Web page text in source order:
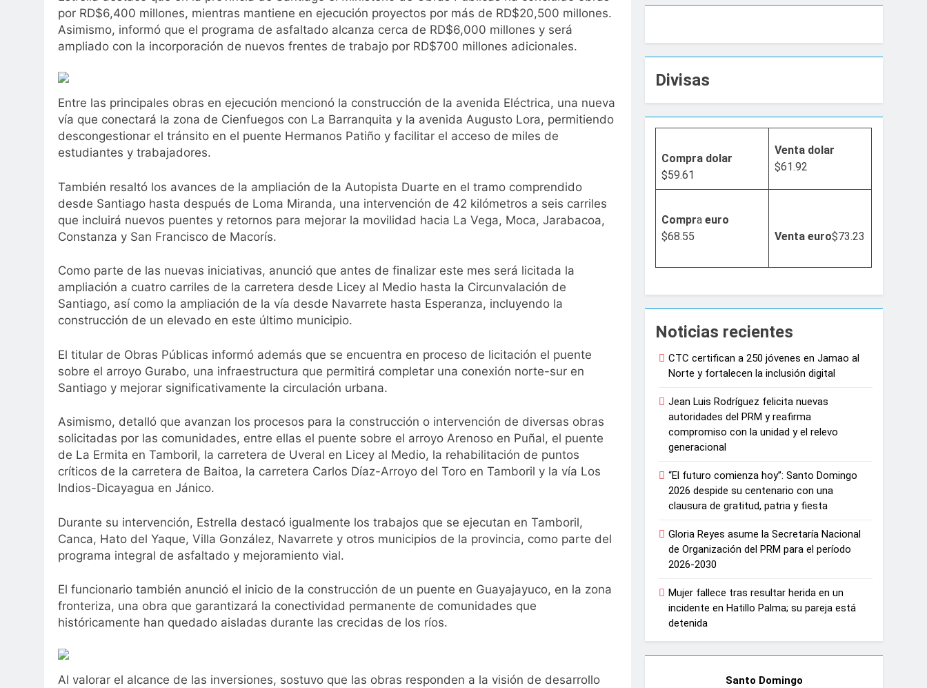
por RD$6,400 millones, mientras mantiene en ejecución proyectos por más de RD$20,500 millones.
Asimismo, informó que el programa de asfaltado alcanza cerca de RD$6,000 millones y será
ampliado con la incorporación de nuevos frentes de trabajo por RD$700 millones adicionales.
Entre las principales obras en ejecución mencionó la construcción de la avenida Eléctrica, una nueva
vía que conectará la zona de Cienfuegos con La Barranquita y la avenida Augusto Lora, permitiendo
descongestionar el tránsito en el puente Hermanos Patiño y facilitar el acceso de miles de
estudiantes y trabajadores.
También resaltó los avances de la ampliación de la Autopista Duarte en el tramo comprendido
desde Santiago hasta después de Loma Miranda, una intervención de 42 kilómetros a seis carriles
que incluirá nuevos puentes y retornos para mejorar la movilidad hacia La Vega, Moca, Jarabacoa,
Constanza y San Francisco de Macorís.
Como parte de las nuevas iniciativas, anunció que antes de finalizar este mes será licitada la
ampliación a cuatro carriles de la carretera desde Licey al Medio hasta la Circunvalación de
Santiago, así como la ampliación de la vía desde Navarrete hasta Esperanza, incluyendo la
construcción de un elevado en este último municipio.
El titular de Obras Públicas informó además que se encuentra en proceso de licitación el puente
sobre el arroyo Gurabo, una infraestructura que permitirá completar una conexión norte-sur en
Santiago y mejorar significativamente la circulación urbana.
Asimismo, detalló que avanzan los procesos para la construcción o intervención de diversas obras
solicitadas por las comunidades, entre ellas el puente sobre el arroyo Arenoso en Puñal, el puente
de La Ermita en Tamboril, la carretera de Uveral en Licey al Medio, la rehabilitación de puntos
críticos de la carretera de Baitoa, la carretera Carlos Díaz-Arroyo del Toro en Tamboril y la vía Los
Indios-Dicayagua en Jánico.
Durante su intervención, Estrella destacó igualmente los trabajos que se ejecutan en Tamboril,
Canca, Hato del Yaque, Villa González, Navarrete y otros municipios de la provincia, como parte del
programa integral de asfaltado y mejoramiento vial.
El funcionario también anunció el inicio de la construcción de un puente en Guayajayuco, en la zona
fronteriza, una obra que garantizará la conectividad permanente de comunidades que
históricamente han quedado aisladas durante las crecidas de los ríos.
Al valorar el alcance de las inversiones, sostuvo que las obras responden a la visión de desarrollo
Divisas
Compra dolar
$59.61
Venta dolar
$61.92
Compraeuro
$68.55
Venta euro$73.23
Noticias recientes
CTC certifican a 250 jóvenes en Jamao al
Norte y fortalecen la inclusión digital
Jean Luis Rodríguez felicita nuevas
autoridades del PRM y reafirma
compromiso con la unidad y el relevo
generacional
“El futuro comienza hoy”: Santo Domingo
2026 despide su centenario con una
clausura de gratitud, patria y fiesta
Gloria Reyes asume la Secretaría Nacional
de Organización del PRM para el período
2026-2030
Mujer fallece tras resultar herida en un
incidente en Hatillo Palma; su pareja está
detenida
Santo Domingo